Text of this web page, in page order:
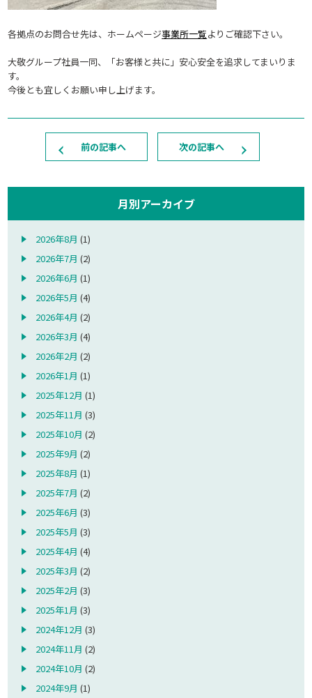
各拠点のお問合せ先は、ホームページ事業所一覧よりご確認下さい。
大敬グループ社員一同、「お客様と共に」安心安全を追求してまいりま
す。
今後とも宜しくお願い申し上げます。
前の記事へ 次の記事へ
月別アーカイブ
2026年8月 (1)
2026年7月 (2)
2026年6月 (1)
2026年5月 (4)
2026年4月 (2)
2026年3月 (4)
2026年2月 (2)
2026年1月 (1)
2025年12月 (1)
2025年11月 (3)
2025年10月 (2)
2025年9月 (2)
2025年8月 (1)
2025年7月 (2)
2025年6月 (3)
2025年5月 (3)
2025年4月 (4)
2025年3月 (2)
2025年2月 (3)
2025年1月 (3)
2024年12月 (3)
2024年11月 (2)
2024年10月 (2)
2024年9月 (1)